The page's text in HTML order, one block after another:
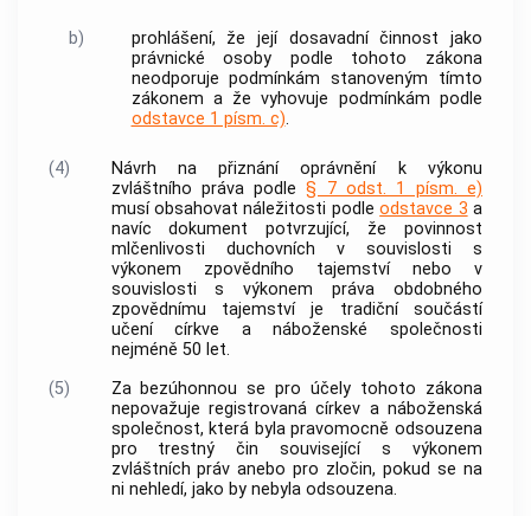
b)
prohlášení, že její dosavadní činnost jako
právnické osoby podle tohoto zákona
neodporuje podmínkám stanoveným tímto
zákonem a že vyhovuje podmínkám podle
odstavce 1 písm. c).
(4)
Návrh na přiznání oprávnění k výkonu
zvláštního práva podle§ 7 odst. 1 písm. e)
musí obsahovat náležitosti podleodstavce 3 a
navíc dokument potvrzující, že povinnost
mlčenlivosti duchovních v souvislosti s
výkonem zpovědního tajemství nebo v
souvislosti s výkonem práva obdobného
zpovědnímu tajemství je tradiční součástí
učenícírkve a náboženské společnosti
nejméně 50 let.
(5)
Za bezúhonnou se pro účely tohoto zákona
nepovažuje registrovanácírkev a náboženská
společnost, která byla pravomocně odsouzena
pro trestný čin související s výkonem
zvláštních práv anebo pro zločin, pokud se na
ni nehledí, jako by nebyla odsouzena.